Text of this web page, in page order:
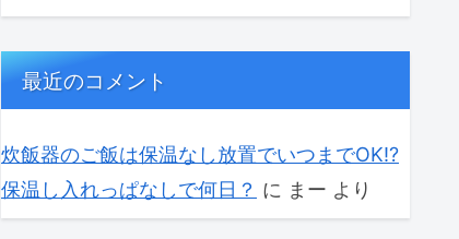
最近のコメント
炊飯器のご飯は保温なし放置でいつまでOK⁉
保温し入れっぱなしで何日？ に まー より